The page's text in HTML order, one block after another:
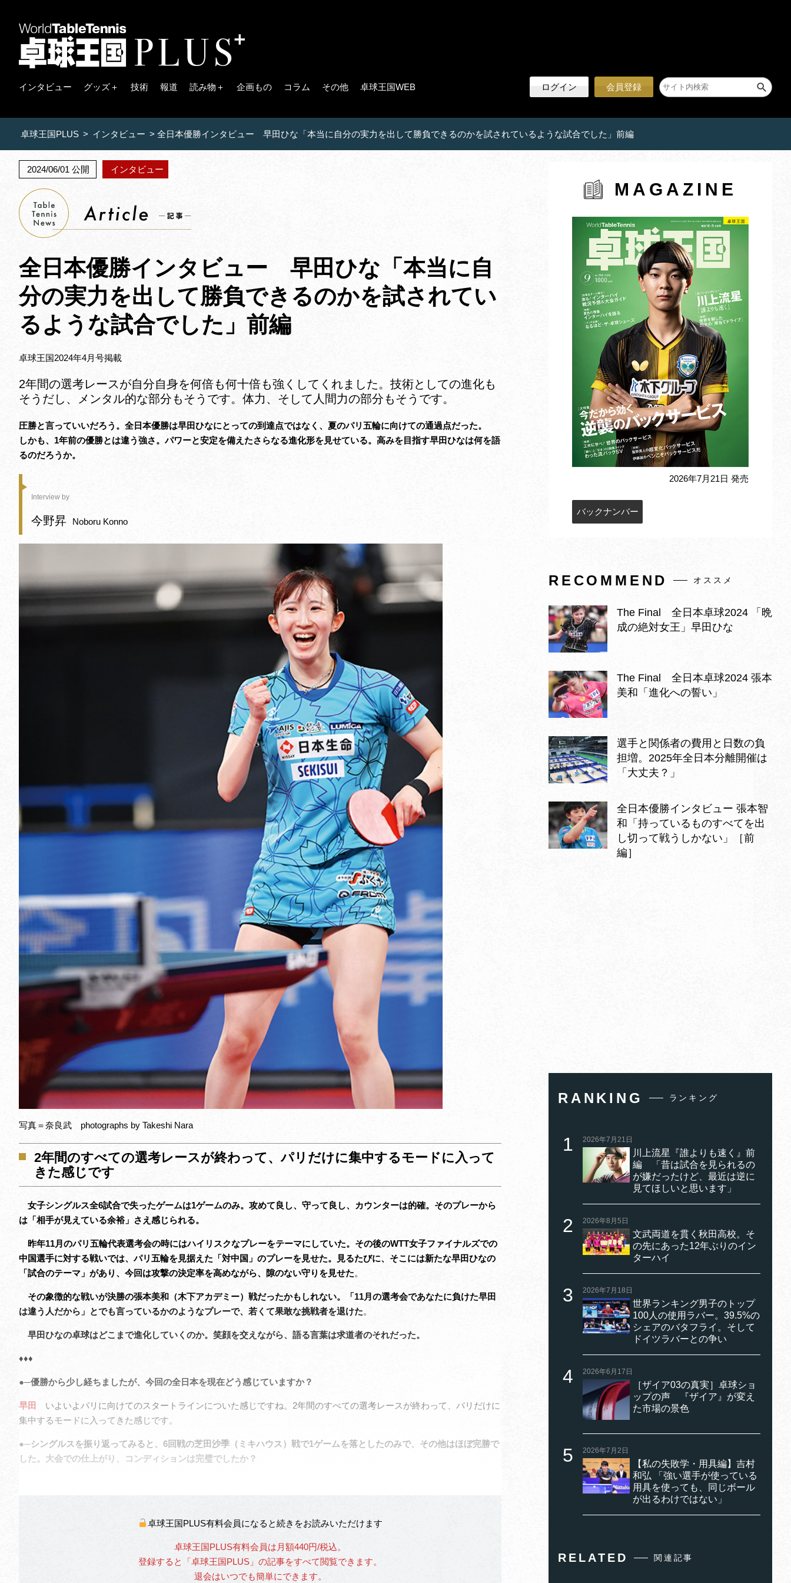
インタビュー グッズ＋ 技術 報道 読み物＋ 企画もの コラム その他 卓球王国WEB ログイン 会員登録
卓球王国PLUS > インタビュー > 全日本優勝インタビュー 早田ひな「本当に自分の実力を出して勝負できるのかを試されているような試合でした」前編
2024/06/01 公開 インタビュー
全日本優勝インタビュー 早田ひな「本当に自
分の実力を出して勝負できるのかを試されてい
るような試合でした」前編
卓球王国2024年4月号掲載
2年間の選考レースが自分自身を何倍も何十倍も強くしてくれました。技術としての進化も
そうだし、メンタル的な部分もそうです。体力、そして人間力の部分もそうです。
圧勝と言っていいだろう。全日本優勝は早田ひなにとっての到達点ではなく、夏のパリ五輪に向けての通過点だった。
しかも、1年前の優勝とは違う強さ。パワーと安定を備えたさらなる進化形を見せている。高みを目指す早田ひなは何を語
るのだろうか。
Interview by
今野昇 Noboru Konno
写真＝奈良武 photographs by Takeshi Nara
2年間のすべての選考レースが終わって、パリだけに集中するモードに入って
きた感じです
女子シングルス全6試合で失ったゲームは1ゲームのみ。攻めて良し、守って良し、カウンターは的確。そのプレーから
は「相手が見えている余裕」さえ感じられる。
昨年11月のパリ五輪代表選考会の時にはハイリスクなプレーをテーマにしていた。その後のWTT女子ファイナルズでの
中国選手に対する戦いでは、パリ五輪を見据えた「対中国」のプレーを見せた。見るたびに、そこには新たな早田ひなの
「試合のテーマ」があり、今回は攻撃の決定率を高めながら、隙のない守りを見せた。
その象徴的な戦いが決勝の張本美和（木下アカデミー）戦だったかもしれない。「11月の選考会であなたに負けた早田
は違う人だから」とでも言っているかのようなプレーで、若くて果敢な挑戦者を退けた。
早田ひなの卓球はどこまで進化していくのか。笑顔を交えながら、語る言葉は求道者のそれだった。
♦♦♦
●─優勝から少し経ちましたが、今回の全日本を現在どう感じていますか？
早田
いよいよパリに向けてのスタートラインについた感じですね。2年間のすべての選考レースが終わって、パリだけに
集中するモードに入ってきた感じです。
●─シングルスを振り返ってみると、6回戦の芝田沙季（ミキハウス）戦で1ゲームを落としたのみで、その他はほぼ完勝で
した。大会での仕上がり、コンディションは完璧でしたか？
卓球王国PLUS有料会員になると続きをお読みいただけます
卓球王国PLUS有料会員は月額440円/税込。
登録すると「卓球王国PLUS」の記事をすべて閲覧できます。
退会はいつでも簡単にできます。
MAGAZINE
2026年7月21日 発売
バックナンバー
RECOMMEND オススメ
The Final 全日本卓球2024 「晩
成の絶対女王」早田ひな
The Final 全日本卓球2024 張本
美和「進化への誓い」
選手と関係者の費用と日数の負
担増。2025年全日本分離開催は
「大丈夫？」
全日本優勝インタビュー 張本智
和「持っているものすべてを出
し切って戦うしかない」［前
編］
RANKING ランキング
2026年7月21日
川上流星『誰よりも速く』前
編 「昔は試合を見られるの
が嫌だったけど、最近は逆に
見てほしいと思います」
2026年8月5日
文武両道を貫く秋田高校。そ
の先にあった12年ぶりのイン
ターハイ
2026年7月18日
世界ランキング男子のトップ
100人の使用ラバー。39.5%の
シェアのバタフライ。そして
ドイツラバーとの争い
2026年6月17日
［ザイア03の真実］卓球ショ
ップの声 『ザイア』が変え
た市場の景色
2026年7月2日
【私の失敗学・用具編】吉村
和弘 「強い選手が使っている
用具を使っても、同じボール
が出るわけではない」
RELATED 関連記事